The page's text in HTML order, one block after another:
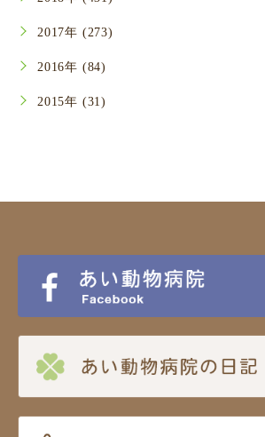
2017年 (273)
2016年 (84)
2015年 (31)